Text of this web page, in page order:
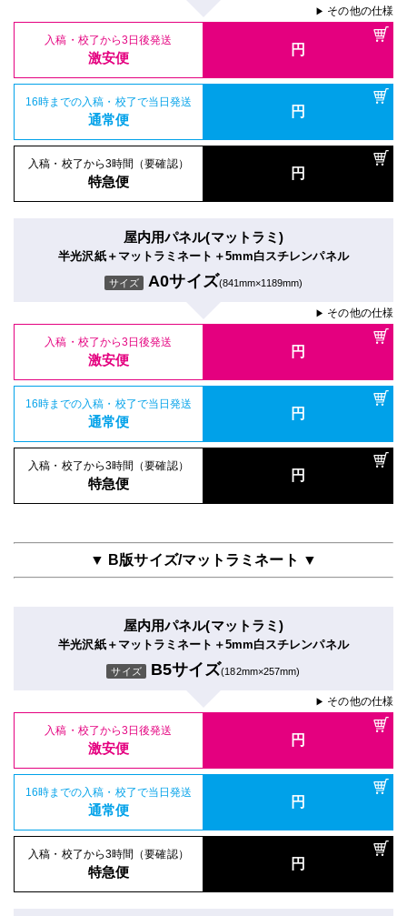
▶ その他の仕様
入稿・校了から3日後発送
激安便 円
16時までの入稿・校了で当日発送
通常便 円
入稿・校了から3時間（要確認）
特急便 円
屋内用パネル(マットラミ)
半光沢紙＋マットラミネート＋5mm白スチレンパネル
サイズ A0サイズ(841mm×1189mm)
▶ その他の仕様
入稿・校了から3日後発送
激安便 円
16時までの入稿・校了で当日発送
通常便 円
入稿・校了から3時間（要確認）
特急便 円
▼ B版サイズ/マットラミネート ▼
屋内用パネル(マットラミ)
半光沢紙＋マットラミネート＋5mm白スチレンパネル
サイズ B5サイズ(182mm×257mm)
▶ その他の仕様
入稿・校了から3日後発送
激安便 円
16時までの入稿・校了で当日発送
通常便 円
入稿・校了から3時間（要確認）
特急便 円